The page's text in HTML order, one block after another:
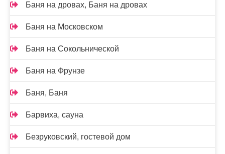
Баня на дровах, Баня на дровах
Баня на Московском
Баня на Сокольнической
Баня на Фрунзе
Баня, Баня
Барвиха, сауна
Безруковский, гостевой дом